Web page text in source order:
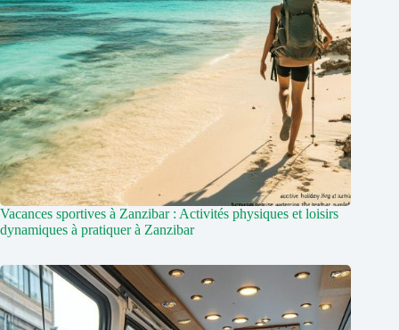
Vacances sportives à Zanzibar : Activités physiques et loisirs
dynamiques à pratiquer à Zanzibar